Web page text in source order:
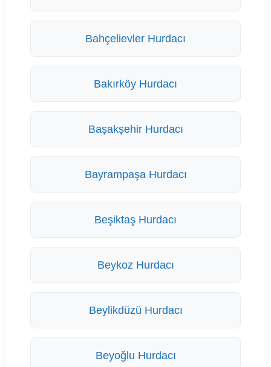
Bahçelievler Hurdacı
Bakırköy Hurdacı
Başakşehir Hurdacı
Bayrampaşa Hurdacı
Beşiktaş Hurdacı
Beykoz Hurdacı
Beylikdüzü Hurdacı
Beyoğlu Hurdacı